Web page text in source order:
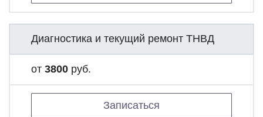
Диагностика и текущий ремонт ТНВД
от 3800 руб.
Записаться